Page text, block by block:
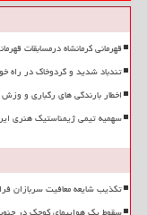
قهرمانی کرمانشاه درمسابقات
تندباد شدید و گردوخاک در راه
اخطار بارندگی های رگباری و
سهمیه تیمی ژیمناستیک هنری
تکذیب شایعه معافیت سربازان